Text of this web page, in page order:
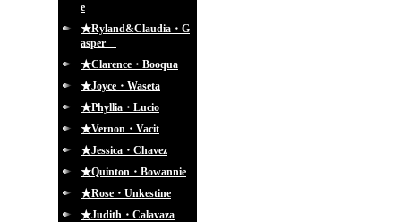
e
★Ryland&Claudia・G
asper
★Clarence・Booqua
★Joyce・Waseta
★Phyllia・Lucio
★Vernon・Vacit
★Jessica・Chavez
★Quinton・Bowannie
★Rose・Unkestine
★Judith・Calavaza